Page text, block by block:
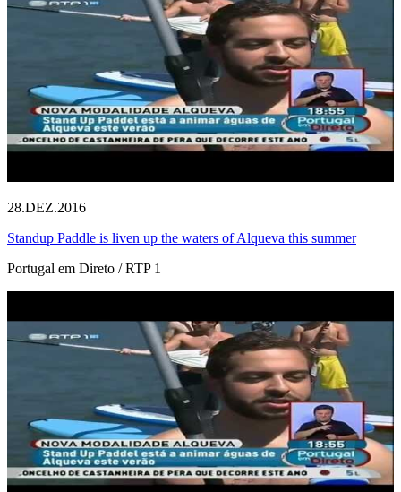
28.DEZ.2016
Standup Paddle is liven up the waters of Alqueva this summer
Portugal em Direto / RTP 1